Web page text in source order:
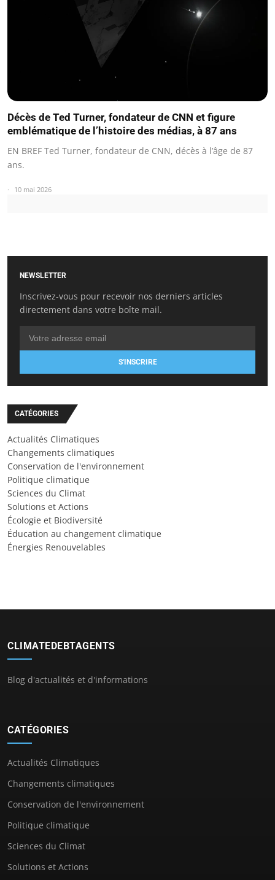
Décès de Ted Turner, fondateur de CNN et figure
emblématique de l’histoire des médias, à 87 ans
EN BREF Ted Turner, fondateur de CNN, décès à l’âge de 87
ans.
10 mai 2026
NEWSLETTER
Inscrivez-vous pour recevoir nos derniers articles
directement dans votre boîte mail.
S'INSCRIRE
CATÉGORIES
Actualités Climatiques
Changements climatiques
Conservation de l'environnement
Politique climatique
Sciences du Climat
Solutions et Actions
Écologie et Biodiversité
Éducation au changement climatique
Énergies Renouvelables
CLIMATEDEBTAGENTS
Blog d'actualités et d'informations
CATÉGORIES
Actualités Climatiques
Changements climatiques
Conservation de l'environnement
Politique climatique
Sciences du Climat
Solutions et Actions